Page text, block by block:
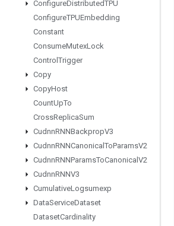
ConfigureDistributedTPU
ConfigureTPUEmbedding
Constant
ConsumeMutexLock
Control Trigger
Copy
CopyHost
CountUpTo
CrossReplicaSum
CudnnRNNBackpropV3
CudnnRNNCanonical ToParamsV2
CudnnRNNParamsToCanonical V2
CudnnRNNV3
CumulativeLogsumexp
DataServiceDataset
DatasetCardinality